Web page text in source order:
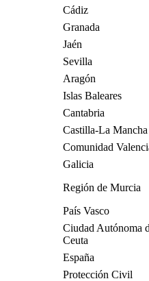
Cádiz
Granada
Jaén
Sevilla
Aragón
Islas Baleares
Cantabria
Castilla-La Mancha
Comunidad
Galicia
Región de Murcia
País Vasco
Ciudad Autónoma
Ceuta
España
Protección Civil